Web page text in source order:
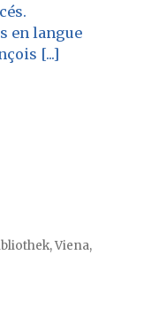
en langue
[...]
Viena,